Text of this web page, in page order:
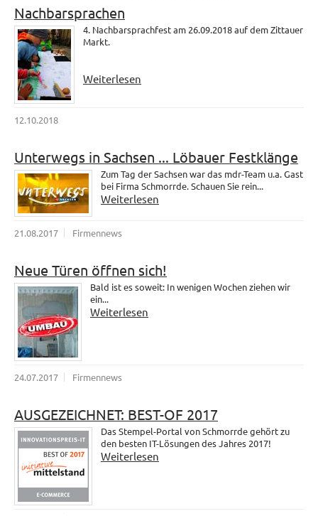
Nachbarsprachen
4. Nachbarsprachfest am 26.09.2018 auf dem Zittauer
Markt.
Weiterlesen
12.10.2018
Unterwegs in Sachsen ... Löbauer Festklänge
Zum Tag der Sachsen war das mdr-Team u.a. Gast
bei Firma Schmorrde. Schauen Sie rein...
Weiterlesen
21.08.2017 Firmennews
Neue Türen öffnen sich!
Bald ist es soweit: In wenigen Wochen ziehen wir
ein...
Weiterlesen
24.07.2017 Firmennews
AUSGEZEICHNET: BEST-OF 2017
Das Stempel-Portal von Schmorrde gehört zu
den besten IT-Lösungen des Jahres 2017!
Weiterlesen